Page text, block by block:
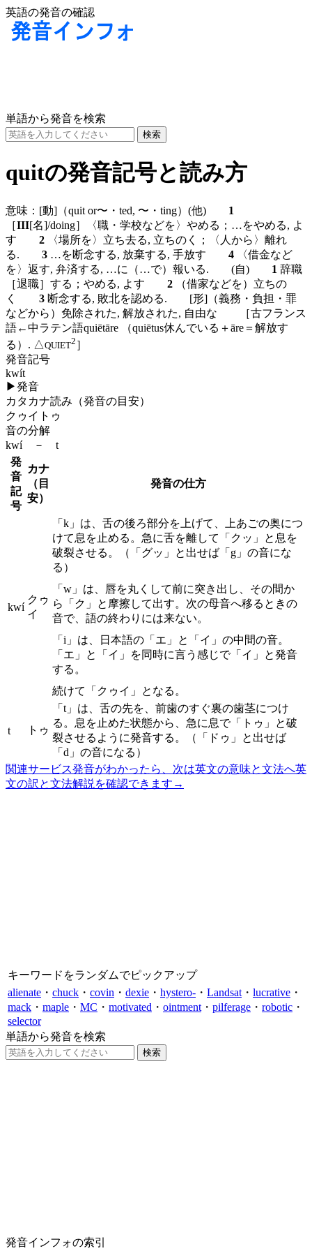
英語の発音の確認
単語から発音を検索
quitの発音記号と読み方
意味： [動] （quit or〜・ted, 〜・ting） (他)
1
［III[名]/doing］〈職・学校などを〉やめる；…をやめる, よ
す 2 〈場所を〉立ち去る, 立ちのく；〈人から〉離れ
る. 3 …を断念する, 放棄する, 手放す 4 〈借金など
を〉返す, 弁済する, …に（…で）報いる. (自) 1 辞職
［退職］する；やめる, よす 2 （借家などを）立ちの
く 3 断念する, 敗北を認める. [形] （義務・負担・罪
などから）免除された, 解放された, 自由な ［古フランス
語←中ラテン語quiētāre （quiētus休んでいる＋āre＝解放す
る）. △QUIET2 ］
発音記号
kwít
▶発音
カタカナ読み（発音の目安）
クゥイトゥ
音の分解
kwí － t
発
音
記
号
カナ
（目
安）
発音の仕方
kwí
クゥ
イ
「k」は、舌の後ろ部分を上げて、上あごの奥につ
けて息を止める。急に舌を離して「クッ」と息を
破裂させる。（「グッ」と出せば「g」の音にな
る）
「w」は、唇を丸くして前に突き出し、その間か
ら「ク」と摩擦して出す。次の母音へ移るときの
音で、語の終わりには来ない。
「i」は、日本語の「エ」と「イ」の中間の音。
「エ」と「イ」を同時に言う感じで「イ」と発音
する。
続けて「クゥイ」となる。
t トゥ
「t」は、舌の先を、前歯のすぐ裏の歯茎につけ
る。息を止めた状態から、急に息で「トゥ」と破
裂させるように発音する。（「ドゥ」と出せば
「d」の音になる）
関連サービス発音がわかったら、次は英文の意味と文法へ英
文の訳と文法解説を確認できます →
キーワードをランダムでピックアップ
alienate ・ chuck ・ covin ・ dexie ・ hystero- ・ Landsat ・ lucrative ・
mack ・ maple ・ MC ・ motivated ・ ointment ・ pilferage ・ robotic ・
selector
単語から発音を検索
発音インフォの索引